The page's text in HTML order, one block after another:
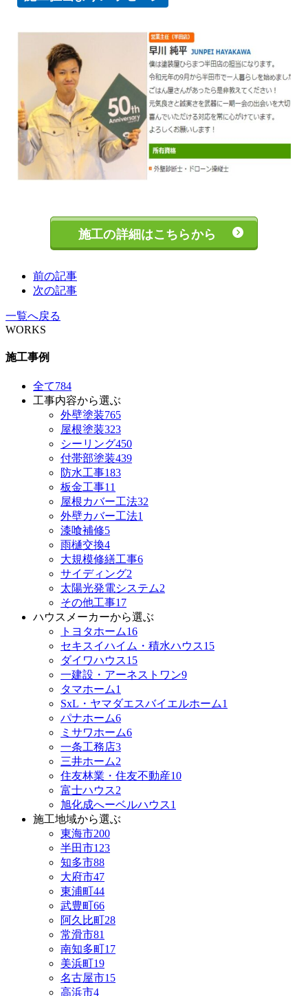
施工の詳細はこちらから
前の記事
次の記事
一覧へ戻る
WORKS
施工事例
全て784
工事内容から選ぶ
外壁塗装765
屋根塗装323
シーリング450
付帯部塗装439
防水工事183
板金工事11
屋根カバー工法32
外壁カバー工法1
漆喰補修5
雨樋交換4
大規模修繕工事6
サイディング2
太陽光発電システム2
その他工事17
ハウスメーカーから選ぶ
トヨタホーム16
セキスイハイム・積水ハウス15
ダイワハウス15
一建設・アーネストワン9
タマホーム1
SxL・ヤマダエスバイエルホーム1
パナホーム6
ミサワホーム6
一条工務店3
三井ホーム2
住友林業・住友不動産10
富士ハウス2
旭化成へーベルハウス1
施工地域から選ぶ
東海市200
半田市123
知多市88
大府市47
東浦町44
武豊町66
阿久比町28
常滑市81
南知多町17
美浜町19
名古屋市15
高浜市4